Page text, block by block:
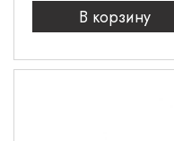
В корзину